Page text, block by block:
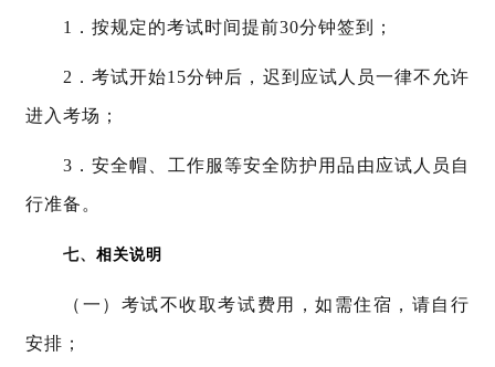
1．按规定的考试时间提前30分钟签到；
2．考试开始15分钟后，迟到应试人员一律不允许
进入考场；
3．安全帽、工作服等安全防护用品由应试人员自
行准备。
七、 相关说明
（一）考试不收取考试费用，如需住宿，请自行
安排；